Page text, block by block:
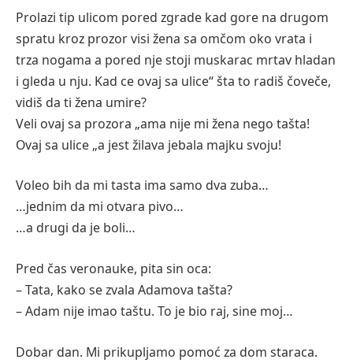
Prolazi tip ulicom pored zgrade kad gore na drugom
spratu kroz prozor visi žena sa omčom oko vrata i
trza nogama a pored nje stoji muskarac mrtav hladan
i gleda u nju. Kad ce ovaj sa ulice“ šta to radiš čoveče,
vidiš da ti žena umire?
Veli ovaj sa prozora „ama nije mi žena nego tašta!
Ovaj sa ulice „a jest žilava jebala majku svoju!
Voleo bih da mi tasta ima samo dva zuba…
…jednim da mi otvara pivo…
…a drugi da je boli…
Pred čas veronauke, pita sin oca:
– Tata, kako se zvala Adamova tašta?
– Adam nije imao taštu. To je bio raj, sine moj…
Dobar dan. Mi prikupljamo pomoć za dom staraca.